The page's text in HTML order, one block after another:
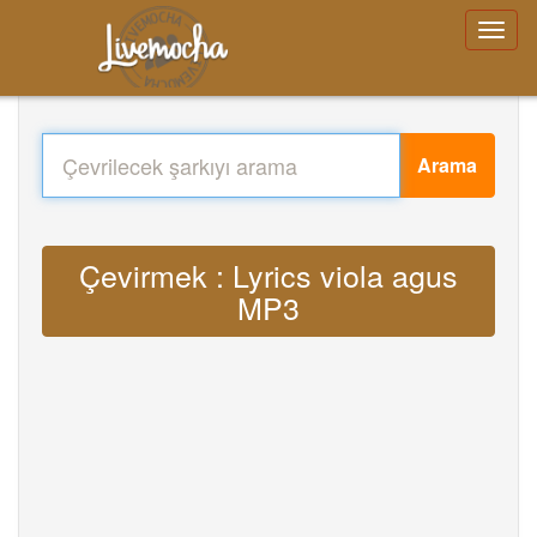
Arama
Çevirmek : Lyrics viola agus
MP3